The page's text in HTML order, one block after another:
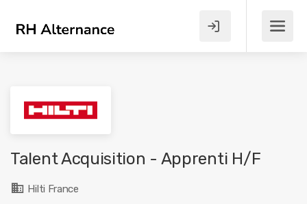
Talent Acquisition - Apprenti H/F
Hilti France